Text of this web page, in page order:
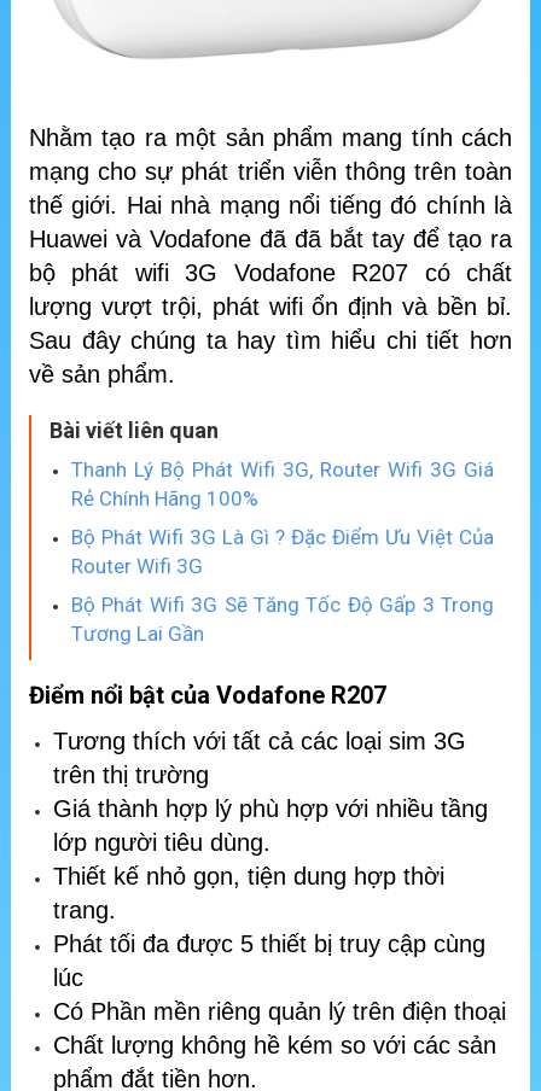
Nhằm tạo ra một sản phẩm mang tính cách
mạng cho sự phát triển viễn thông trên toàn
thế giới. Hai nhà mạng nổi tiếng đó chính là
Huawei và Vodafone đã đã bắt tay để tạo ra
bộ phát wifi 3G Vodafone R207 có chất
lượng vượt trội, phát wifi ổn định và bền bỉ.
Sau đây chúng ta hay tìm hiểu chi tiết hơn
về sản phẩm.
Bài viết liên quan
Thanh Lý Bộ Phát Wifi 3G, Router Wifi 3G Giá
Rẻ Chính Hãng 100%
Bộ Phát Wifi 3G Là Gì ? Đặc Điểm Ưu Việt Của
Router Wifi 3G
Bộ Phát Wifi 3G Sẽ Tăng Tốc Độ Gấp 3 Trong
Tương Lai Gần
Điểm nổi bật của Vodafone R207
Tương thích với tất cả các loại sim 3G
trên thị trường
Giá thành hợp lý phù hợp với nhiều tầng
lớp người tiêu dùng.
Thiết kế nhỏ gọn, tiện dung hợp thời
trang.
Phát tối đa được 5 thiết bị truy cập cùng
lúc
Có Phần mền riêng quản lý trên điện thoại
Chất lượng không hề kém so với các sản
phẩm đắt tiền hơn.